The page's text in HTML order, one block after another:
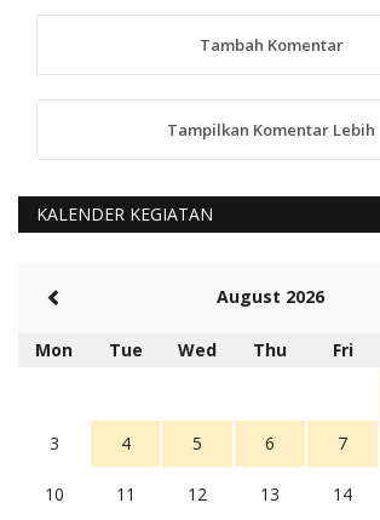
TKS atas saran dan
tindaklanjuti
anggy (anakkaos@gmail.com)
Kami perantu bisa baca langsung
5 tahun Yang lalu
Rambu (rambu03@gmail.com)
Berita Polres Sumba Barat Mantap
5 tahun Yang lalu
Tambah Komentar
Tampilkan Komentar Lebih
KALENDER KEGIATAN
August 2026
Mon Tue Wed Thu Fri
3 4 5 6 7
10 11 12 13 14